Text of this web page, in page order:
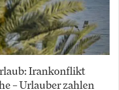
Irankonflikt
– Urlauber zahlen